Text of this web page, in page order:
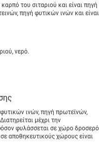
του σιταριού και είναι πηγή
πηγή φυτικών ινών και είναι
νερό.
ινών, πηγή πρωτεϊνών,
μέχρι την
φυλάσσεται σε χώρο δροσερό
αποθηκευτικούς χώρους είναι